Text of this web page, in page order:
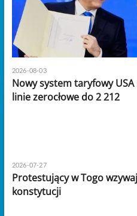
2026-08-03
Nowy system taryfowy
linie zerocłowe do 2 212
2026-07-27
Protestujący w Togo
konstytucji